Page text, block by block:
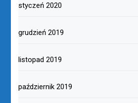
styczeń 2020
grudzień 2019
listopad 2019
październik 2019